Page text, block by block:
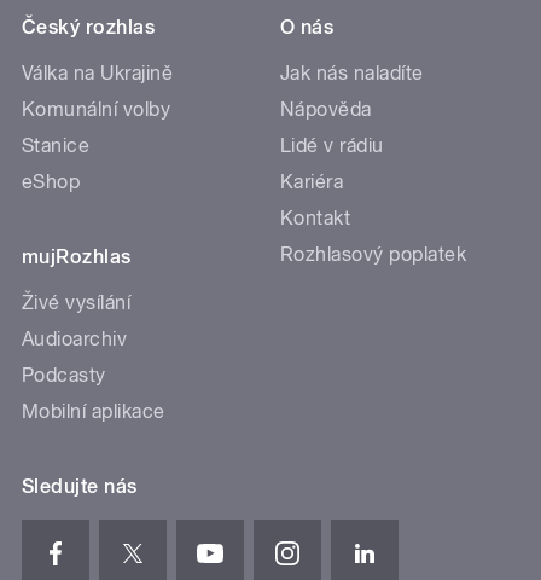
Český rozhlas
Válka na Ukrajině
Komunální volby
Stanice
eShop
mujRozhlas
Živé vysílání
Audioarchiv
Podcasty
Mobilní aplikace
O nás
Jak nás naladíte
Nápověda
Lidé v rádiu
Kariéra
Kontakt
Rozhlasový poplatek
Sledujte nás